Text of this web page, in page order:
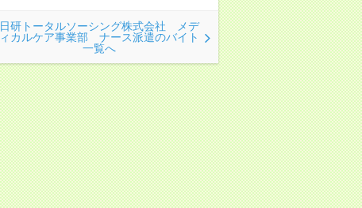
日研トータルソーシング株式会社 メデ
ィカルケア事業部 ナース派遣のバイト
一覧へ